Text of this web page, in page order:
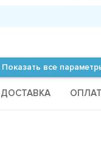
Показать все
ДОСТАВКА